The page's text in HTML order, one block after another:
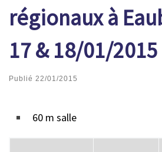
régionaux à
17 & 18/01/2015
Publié 22/01/2015
60 m salle